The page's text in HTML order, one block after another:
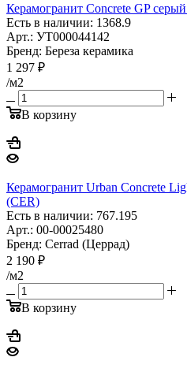
Керамогранит Concrete GP
Есть в наличии: 1368.9
Арт.: УТ000044142
Бренд: Береза керамика
1 297 ₽
/м2
В корзину
Керамогранит Urban Concrete
(CER)
Есть в наличии: 767.195
Арт.: 00-00025480
Бренд: Cerrad (Церрад)
2 190 ₽
/м2
В корзину